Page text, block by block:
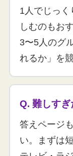
1人でじっ
しむのもお
3〜5人のグ
れるか」を
Q. 難しすぎ
答えページ
い。まずは